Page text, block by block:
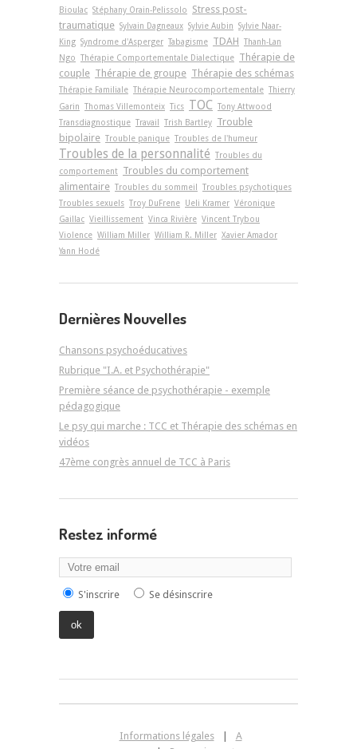
Bioulac Stéphany Orain-Pelissolo
Stress post-
traumatique Sylvain Dagneaux Sylvie Aubin Sylvie Naar-
King Syndrome d'Asperger Tabagisme TDAH Thanh-Lan
Ngo Thérapie Comportementale Dialectique Thérapie de
couple Thérapie de groupe Thérapie des schémas
Thérapie Familiale Thérapie Neurocomportementale Thierry
Garin Thomas Villemonteix Tics TOC Tony Attwood
Transdiagnostique Travail Trish Bartley Trouble
bipolaire Trouble panique Troubles de l'humeur
Troubles de la personnalité Troubles du
comportement Troubles du comportement
alimentaire Troubles du sommeil
Troubles psychotiques
Troubles sexuels Troy DuFrene Ueli Kramer Véronique
Gaillac Vieillissement Vinca Rivière Vincent Trybou
Violence William Miller William R. Miller Xavier Amador
Yann Hodé
Dernières Nouvelles
Chansons psychoéducatives
Rubrique "I.A. et Psychothérapie"
Première séance de psychothérapie - exemple
pédagogique
Le psy qui marche : TCC et Thérapie des schémas en
vidéos
47ème congrès annuel de TCC à Paris
Restez informé
S'inscrire Se désinscrire
Informations légales
A